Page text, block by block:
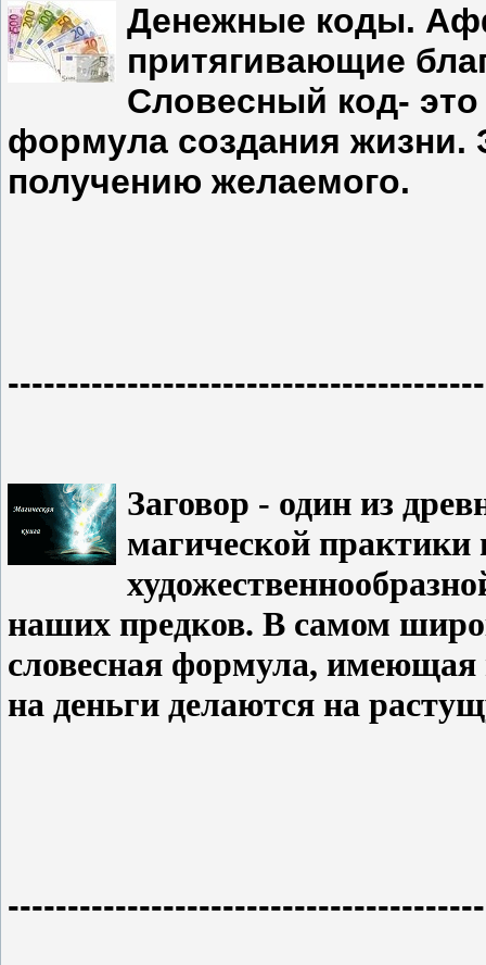
Денежные коды.
притягивающие
Словесный код-
формула создания жизни.
получению желаемого.
Заговор - один из
магической
наших предков. В самом
словесная формула, имеющая
на деньги делаются на